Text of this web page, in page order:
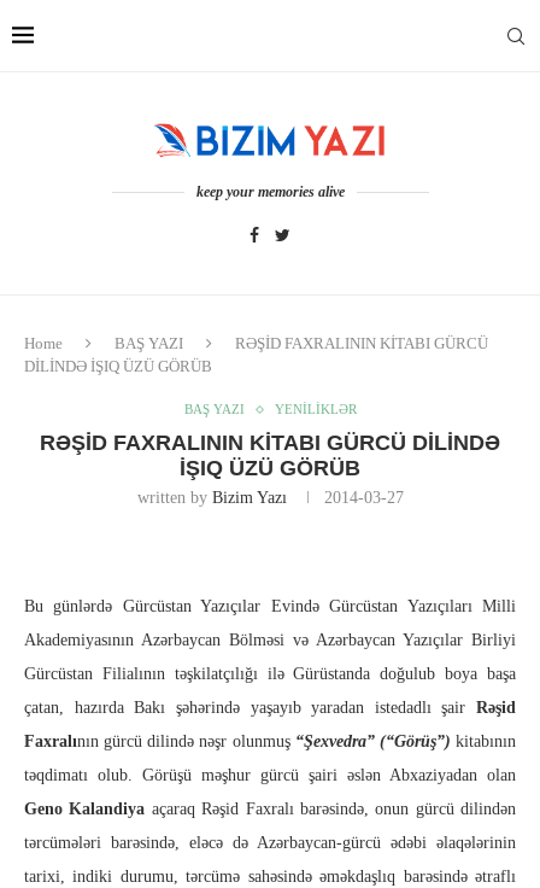
keep your memories alive
Home BAŞ YAZI
RƏŞİD FAXRALININ KİTABI GÜRCÜ
DİLİNDƏ İŞIQ ÜZÜ GÖRÜB
BAŞ YAZI YENİLİKLƏR
RƏŞİD FAXRALININ KİTABI GÜRCÜ DİLİNDƏ
İŞIQ ÜZÜ GÖRÜB
written by Bizim Yazı 2014-03-27
Bu günlərdə Gürcüstan Yazıçılar Evində Gürcüstan Yazıçıları Milli
Akademiyasının Azərbaycan Bölməsi və Azərbaycan Yazıçılar Birliyi
Gürcüstan Filialının təşkilatçılığı ilə Gürüstanda doğulub boya başa
çatan, hazırda Bakı şəhərində yaşayıb yaradan istedadlı şair Rəşid
Faxralının gürcü dilində nəşr olunmuş “Şexvedra” (“Görüş”) kitabının
təqdimatı olub. Görüşü məşhur gürcü şairi əslən Abxaziyadan olan
Geno Kalandiya açaraq Rəşid Faxralı barəsində, onun gürcü dilindən
tərcümələri barəsində, eləcə də Azərbaycan-gürcü ədəbi əlaqələrinin
tarixi, indiki durumu, tərcümə sahəsində əməkdaşlıq barəsində ətraflı